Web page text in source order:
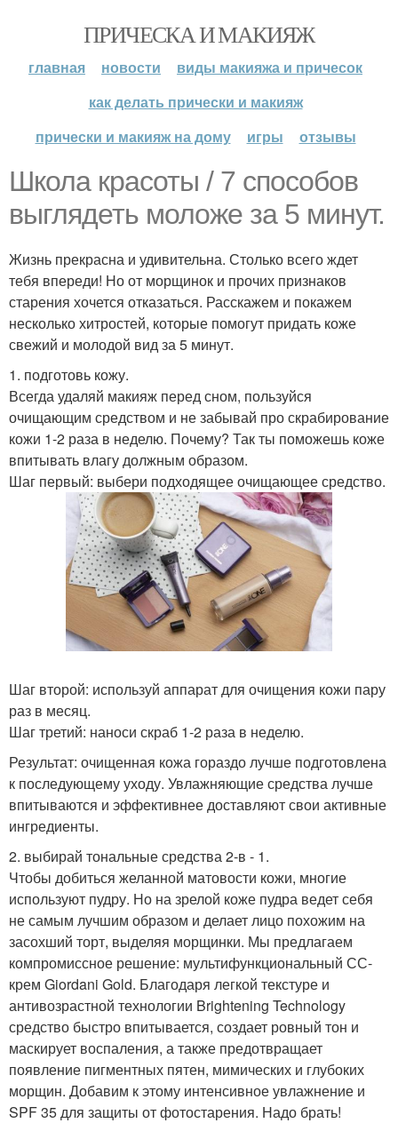
ПРИЧЕСКА И МАКИЯЖ
главная новости
виды макияжа и причесок
как делать прически и макияж
прически и макияж на дому
игры отзывы
Школа красоты / 7 способов
выглядеть моложе за 5 минут.
Жизнь прекрасна и удивительна. Столько всего ждет
тебя впереди! Но от морщинок и прочих признаков
старения хочется отказаться. Расскажем и покажем
несколько хитростей, которые помогут придать коже
свежий и молодой вид за 5 минут.
1. подготовь кожу.
Всегда удаляй макияж перед сном, пользуйся
очищающим средством и не забывай про скрабирование
кожи 1-2 раза в неделю. Почему? Так ты поможешь коже
впитывать влагу должным образом.
Шаг первый: выбери подходящее очищающее средство.
Шаг второй: используй аппарат для очищения кожи пару
раз в месяц.
Шаг третий: наноси скраб 1-2 раза в неделю.
Результат: очищенная кожа гораздо лучше подготовлена
к последующему уходу. Увлажняющие средства лучше
впитываются и эффективнее доставляют свои активные
ингредиенты.
2. выбирай тональные средства 2-в - 1.
Чтобы добиться желанной матовости кожи, многие
используют пудру. Но на зрелой коже пудра ведет себя
не самым лучшим образом и делает лицо похожим на
засохший торт, выделяя морщинки. Мы предлагаем
компромиссное решение: мультифункциональный СС-
крем Giordani Gold. Благодаря легкой текстуре и
антивозрастной технологии Brightening Technology
средство быстро впитывается, создает ровный тон и
маскирует воспаления, а также предотвращает
появление пигментных пятен, мимических и глубоких
морщин. Добавим к этому интенсивное увлажнение и
SPF 35 для защиты от фотостарения. Надо брать!